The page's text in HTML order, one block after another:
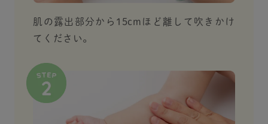
肌の露出部分から15cmほど離して吹きかけ
てください。